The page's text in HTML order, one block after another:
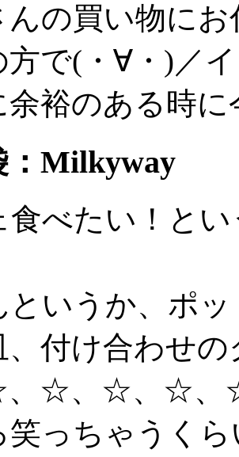
んの買い物に
方で(・∀・)／
余裕のある時
：Milkyway
食べたい！と
いうか、ポッ
、付け合わせ
、☆、☆、☆
笑っちゃうく